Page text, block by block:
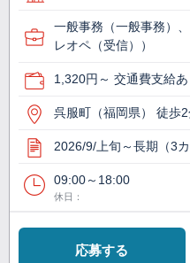
一般事務（一般事務）
レオペ（受信））
1,320円～ 交通費支給あ
呉服町（福岡県） 徒歩
2026/9/上旬～長期（3カ
09:00～18:00
休日：
応募する